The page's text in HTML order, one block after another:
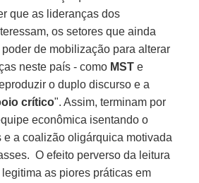
que as lideranças dos
os setores que ainda
de mobilização para alterar
neste país - como MST e
o duplo discurso e a
crítico". Assim, terminam por
econômica isentando o
e a coalizão oligárquica motivada
O efeito perverso da leitura
legitima as piores práticas em